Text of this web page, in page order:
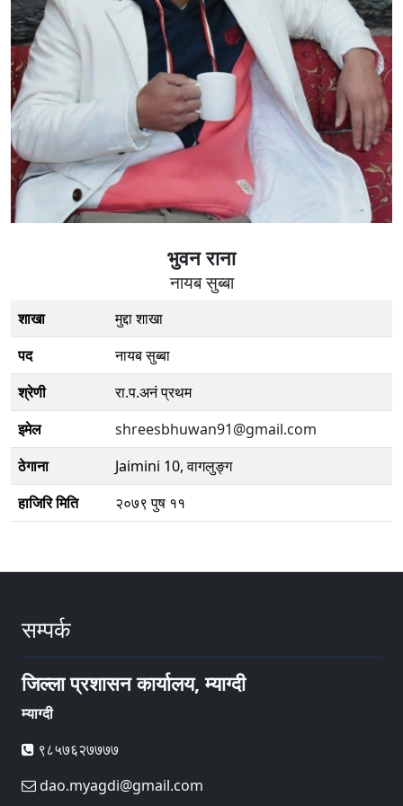
भुवन राना
नायब सुब्बा
शाखा
मुद्दा शाखा
पद
नायब सुब्बा
श्रेणी
रा.प.अनं प्रथम
इमेल
shreesbhuwan91@gmail.com
ठेगाना
Jaimini 10, वागलुङ्ग
हाजिरि मिति
२०७९ पुष ११
सम्पर्क
जिल्ला प्रशासन कार्यालय, म्याग्दी
म्याग्दी
९८५७६२७७७७
dao.myagdi@gmail.com